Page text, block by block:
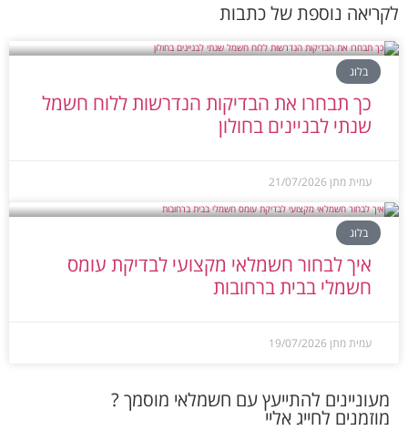
לקריאה נוספת של כתבות
בלוג
כך תבחרו את הבדיקות הנדרשות ללוח חשמל
שנתי לבניינים בחולון
עמית מתן 21/07/2026
בלוג
איך לבחור חשמלאי מקצועי לבדיקת עומס
חשמלי בבית ברחובות
עמית מתן 19/07/2026
מעוניינים להתייעץ עם חשמלאי מוסמך ?
מוזמנים לחייג אליי